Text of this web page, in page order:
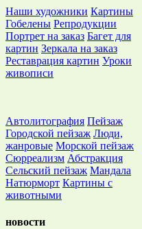
Наши художники Картины
Гобелены Репродукции
Портрет на заказ Багет для
картин Зеркала на заказ
Реставрация картин Уроки
живописи
Автолитография Пейзаж
Городской пейзаж Люди,
жанровые Морской пейзаж
Сюрреализм Абстракция
Сельский пейзаж Мандала
Натюрморт Картины с
животными
новости